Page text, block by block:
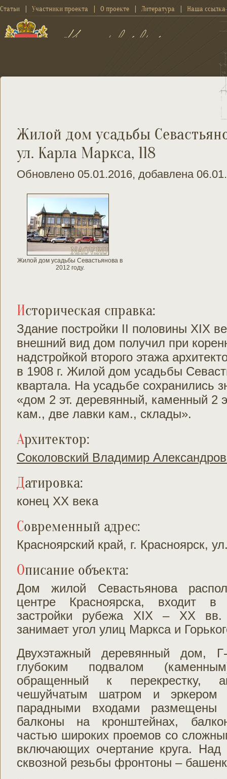
Статьи Участники проекта О проекте Литература Наша ссылка
Жилой дом усадьбы
ул. Карла Маркса, 118
Обновлено 05.01.2016, добавлена
Жилой дом усадьбы Севастьянова в
2012 году.
Историческая справка:
Здание постройки II половины XIX
внешний вид дом получил при
надстройкой второго этажа
в 1908 г. Жилой дом усадьбы
квартала. На усадьбе сохранились
«дом 2 эт. деревянный, каменный 2
кам., две лавки кам., склады».
Архитектор:
Соколовский Владимир
Датировка:
конец XX века
Современный адрес:
Красноярский край, г. Красноярск,
Описание объекта:
Дом жилой Севастьянова
центре Красноярска, входит в
застройки рубежа XIX – XX вв.
занимает угол улиц Маркса и
Двухэтажный деревянный дом,
глубоким подвалом
обращенный к перекрестку,
чешуйчатым шатром и эркером
парадными входами размещены
балконы на кронштейнах,
частью широких проемов со
включающих очертание круга.
сквозной резьбы фронтоны –